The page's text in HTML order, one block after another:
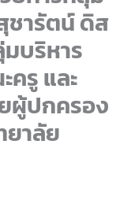
ชารัตน์ ดิส
บริหาร
รู และ
ผู้ปกครอง
ยาลัย